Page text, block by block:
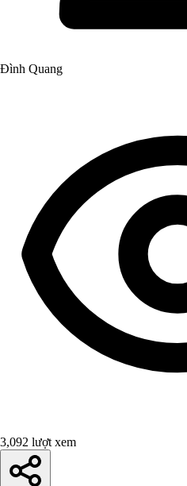
Đình Quang
3,092 lượt xem